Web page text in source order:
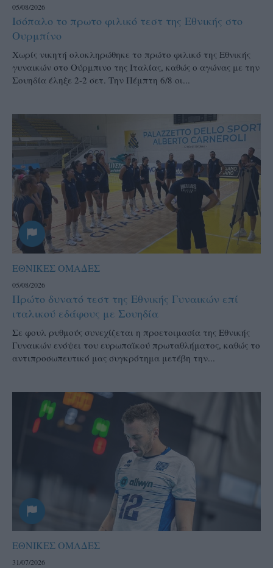
05/08/2026
Ισόπαλο το πρωτο φιλικό τεστ της Εθνικής στο
Ουρμπίνο
Χωρίς νικητή ολοκληρώθηκε το πρώτο φιλικό της Εθνικής
γυναικών στο Ούρμπινο της Ιταλίας, καθώς ο αγώνας με την
Σουηδία έληξε 2-2 σετ. Την Πέμπτη 6/8 οι...
ΕΘΝΙΚΕΣ ΟΜΑΔΕΣ
05/08/2026
Πρώτο δυνατό τεστ της Εθνικής Γυναικών επί
ιταλικού εδάφους με Σουηδία
Σε φουλ ρυθμούς συνεχίζεται η προετοιμασία της Εθνικής
Γυναικών ενόψει του ευρωπαϊκού πρωταθλήματος, καθώς το
αντιπροσωπευτικό μας συγκρότημα μετέβη την...
ΕΘΝΙΚΕΣ ΟΜΑΔΕΣ
31/07/2026